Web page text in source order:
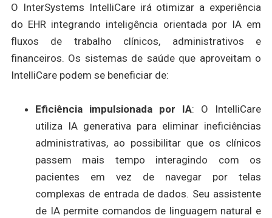
O InterSystems IntelliCare irá otimizar a experiência
do EHR integrando inteligência orientada por IA em
fluxos de trabalho clínicos, administrativos e
financeiros. Os sistemas de saúde que aproveitam o
IntelliCare podem se beneficiar de:
Eficiência impulsionada por IA: O IntelliCare
utiliza IA generativa para eliminar ineficiências
administrativas, ao possibilitar que os clínicos
passem mais tempo interagindo com os
pacientes em vez de navegar por telas
complexas de entrada de dados. Seu assistente
de IA permite comandos de linguagem natural e